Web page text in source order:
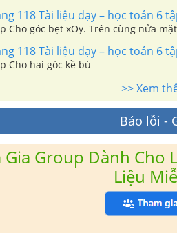
118 Tài liệu dạy – học toán 6
Cho góc bẹt xOy. Trên cùng nửa
118 Tài liệu dạy – học toán 6
Cho hai góc kề bù
>> Xem
Báo lỗi -
Gia Group Dành Cho
Liệu